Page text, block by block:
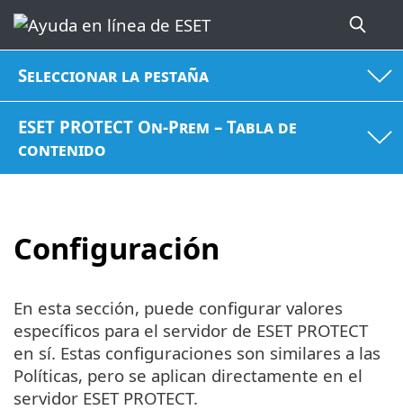
Seleccionar la pestaña
ESET PROTECT On-Prem – Tabla de
contenido
Configuración
En esta sección, puede configurar valores
específicos para el servidor de ESET PROTECT
en sí. Estas configuraciones son similares a las
Políticas, pero se aplican directamente en el
servidor ESET PROTECT.